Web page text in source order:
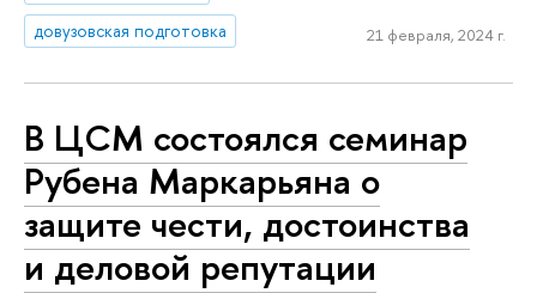
довузовская подготовка
21 февраля, 2024 г.
В ЦСМ состоялся семинар
Рубена Маркарьяна о
защите чести, достоинства
и деловой репутации